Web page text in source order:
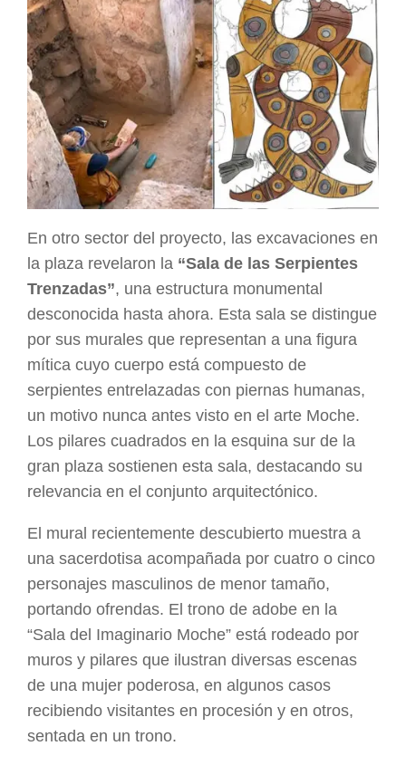
En otro sector del proyecto, las excavaciones en
la plaza revelaron la “Sala de las Serpientes
Trenzadas”, una estructura monumental
desconocida hasta ahora. Esta sala se distingue
por sus murales que representan a una figura
mítica cuyo cuerpo está compuesto de
serpientes entrelazadas con piernas humanas,
un motivo nunca antes visto en el arte Moche.
Los pilares cuadrados en la esquina sur de la
gran plaza sostienen esta sala, destacando su
relevancia en el conjunto arquitectónico.
El mural recientemente descubierto muestra a
una sacerdotisa acompañada por cuatro o cinco
personajes masculinos de menor tamaño,
portando ofrendas. El trono de adobe en la
“Sala del Imaginario Moche” está rodeado por
muros y pilares que ilustran diversas escenas
de una mujer poderosa, en algunos casos
recibiendo visitantes en procesión y en otros,
sentada en un trono.